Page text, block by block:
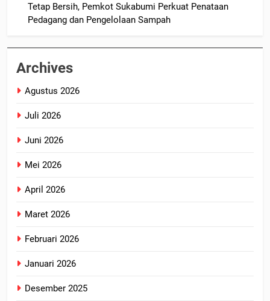
Tetap Bersih, Pemkot Sukabumi Perkuat Penataan
Pedagang dan Pengelolaan Sampah
Archives
Agustus 2026
Juli 2026
Juni 2026
Mei 2026
April 2026
Maret 2026
Februari 2026
Januari 2026
Desember 2025